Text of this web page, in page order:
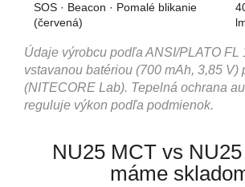
SOS · Beacon · Pomalé blikanie
(červená)
Údaje výrobcu podľa ANSI/PLATO FL
vstavanou batériou (700 mAh, 3,85 V)
(NITECORE Lab). Tepelná ochrana
reguluje výkon podľa podmienok.
NU25 MCT vs
máme